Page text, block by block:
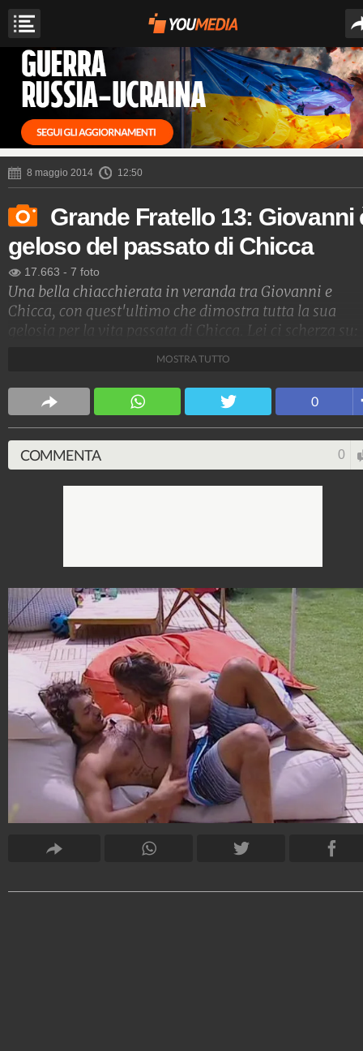
8 maggio 2014 12:50
Grande Fratello 13: Giovanni
geloso del passato di Chicca
17.663 - 7 foto
Una bella chiacchierata in veranda tra Giovanni e
Chicca, con quest'ultimo che dimostra tutta la sua
gelosia per la vita passata di Chicca. Lei ci scherza su:
Spettacolo Fanpage
4.053.355.930 9.454 video 76.076 foto
MOSTRA TUTTO
0
COMMENTA 0